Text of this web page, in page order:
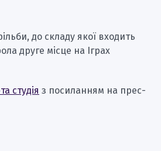
до складу якої входить
друге місце на Іграх
студія з посиланням на прес-